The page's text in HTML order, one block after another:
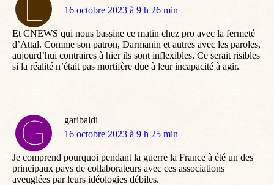
dit
16 octobre 2023 à 9 h 26 min
Et CNEWS qui nous bassine ce matin chez pro avec la fermeté
d’Attal. Comme son patron, Darmanin et autres avec les paroles,
aujourd’hui contraires à hier ils sont inflexibles. Ce serait risibles
si la réalité n’était pas mortifère due à leur incapacité à agir.
garibaldi
dit
16 octobre 2023 à 9 h 25 min
Je comprend pourquoi pendant la guerre la France à été un des
principaux pays de collaborateurs avec ces associations
aveuglées par leurs idéologies débiles.